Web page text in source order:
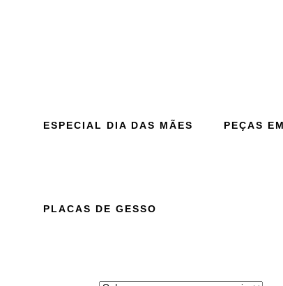
ESPECIAL DIA DAS MÃES PEÇAS
PLACAS DE GESSO